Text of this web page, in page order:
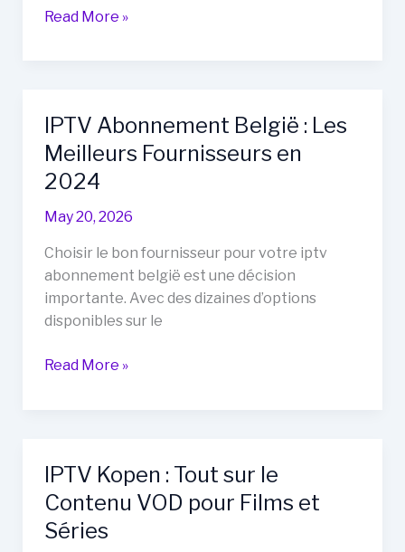
IPTV
Complet
pour
les
Read More »
IPTV Abonnement België : Les
Meilleurs Fournisseurs en
2024
May 20, 2026
Choisir le bon fournisseur pour votre iptv
abonnement belgië est une décision
importante. Avec des dizaines d’options
disponibles sur le
IPTV
Meilleurs
Fournisseurs
en
Read More »
IPTV Kopen : Tout sur le
Contenu VOD pour Films et
Séries